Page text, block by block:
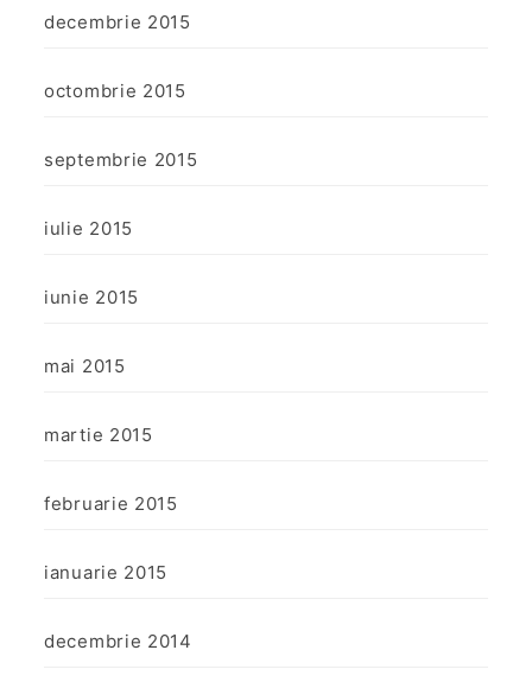
decembrie 2015
octombrie 2015
septembrie 2015
iulie 2015
iunie 2015
mai 2015
martie 2015
februarie 2015
ianuarie 2015
decembrie 2014